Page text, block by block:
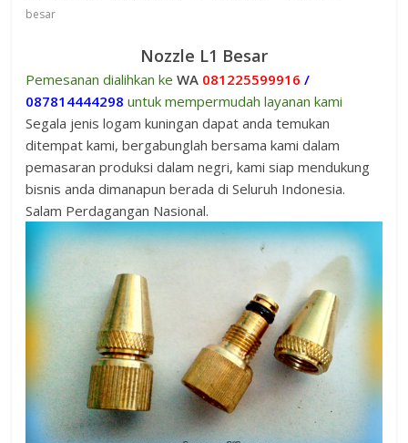
besar
Nozzle L1 Besar
Pemesanan dialihkan ke WA 081225599916/
087814444298 untuk mempermudah layanan kami
Segala jenis logam kuningan dapat anda temukan
ditempat kami, bergabunglah bersama kami dalam
pemasaran produksi dalam negri, kami siap mendukung
bisnis anda dimanapun berada di Seluruh Indonesia.
Salam Perdagangan Nasional.